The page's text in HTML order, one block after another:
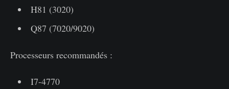
H81 (3020)
Q87 (7020/9020)
Processeurs recommandés :
I7-4770